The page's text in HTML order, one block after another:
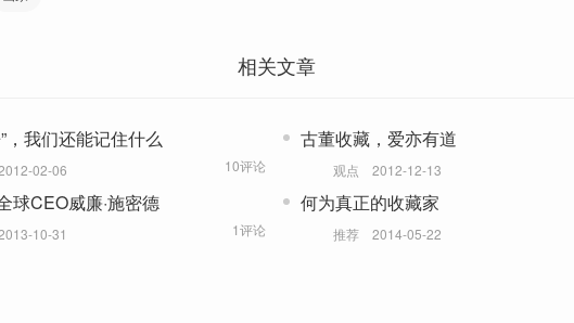
相关文章
，我们还能记住什么
02-06 10评论
古董收藏，爱亦有道
观点 2012-12-13
球CEO威廉·施密德
10-31 1评论
何为真正的收藏家
推荐 2014-05-22